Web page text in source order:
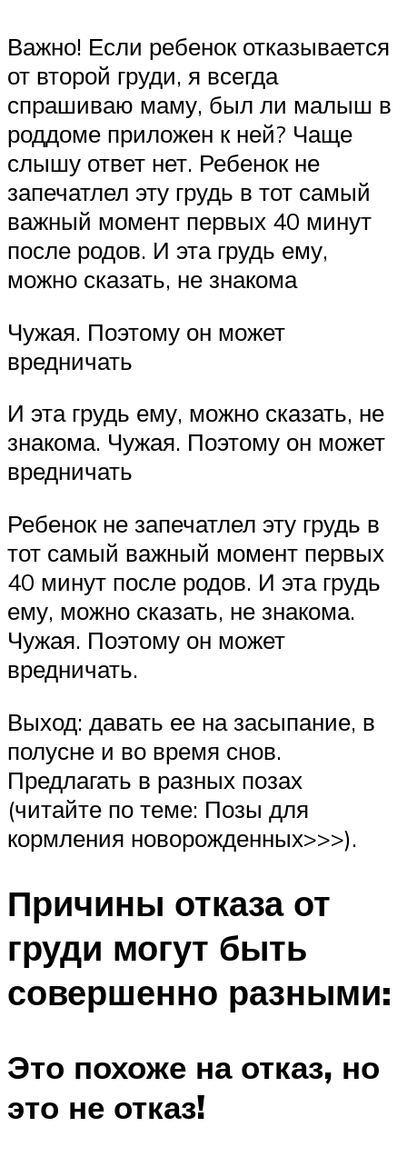
Важно! Если ребенок отказывается
от второй груди, я всегда
спрашиваю маму, был ли малыш в
роддоме приложен к ней? Чаще
слышу ответ нет. Ребенок не
запечатлел эту грудь в тот самый
важный момент первых 40 минут
после родов. И эта грудь ему,
можно сказать, не знакома
Чужая. Поэтому он может
вредничать
И эта грудь ему, можно сказать, не
знакома. Чужая. Поэтому он может
вредничать
Ребенок не запечатлел эту грудь в
тот самый важный момент первых
40 минут после родов. И эта грудь
ему, можно сказать, не знакома.
Чужая. Поэтому он может
вредничать.
Выход: давать ее на засыпание, в
полусне и во время снов.
Предлагать в разных позах
(читайте по теме: Позы для
кормления новорожденных>>>).
Причины отказа от
груди могут быть
совершенно разными:
Это похоже на отказ, но
это не отказ!